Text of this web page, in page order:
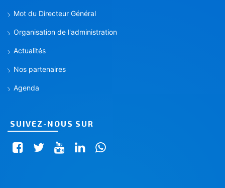
Mot du Directeur Général
Organisation de l'administration
Actualités
Nos partenaires
Agenda
SUIVEZ-NOUS SUR